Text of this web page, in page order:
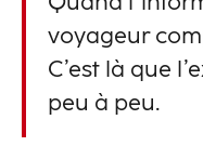
voyageur
C’est là que
peu à peu.